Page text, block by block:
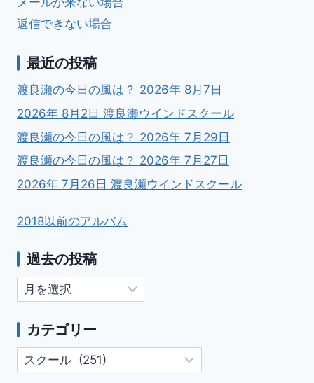
返信できない場合
最近の投稿
渡良瀬の今日の風は？ 2026年 8月7日
2026年 8月2日 渡良瀬ウインドスクール
渡良瀬の今日の風は？ 2026年 7月29日
渡良瀬の今日の風は？ 2026年 7月27日
2026年 7月26日 渡良瀬ウインドスクール
2018以前のアルバム
過去の投稿
過
去
の
投
稿
カテゴリー
カ
テ